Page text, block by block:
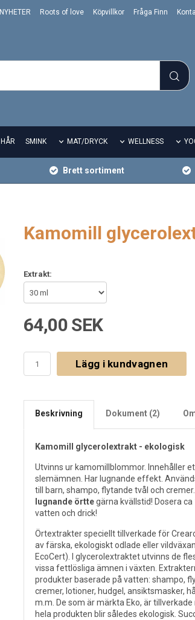
NYHETER Roots of love Köpvillkor Fråga Finn
HÅR SMINK MAT/DRYCK WELLNESS
Brett sortiment
Kamomill
Extrakt:
64,00 SEK
Lägg i kundvagnen
Beskrivning Dokument (2)
Kamomill glycerolextrakt - ekologisk
Utvinns ur kamomillblommor. Innehåller
slemämnen. Har lugnande effekt.
till barn, shampo, flytande tvål och
lugnande örttegärna kvällstid! Dosera
vatten och drick!
Örtextrakter speciellt tillverkade för
av färska, ekologiskt odlade eller
EcoCert).
I glycerolextraktet utvinns de
vissa fettlösliga ämnen i växten.
produkter baserade på vatten: shampo,
cremer, lotioner, hudgel, ansiktsmasker,
m.m. De som är märkta Eko, är tillverkade
hela produkten blir således ekologisk.